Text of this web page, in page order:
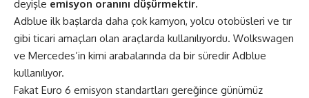
deyişle emisyon oranını düşürmektir.
Adblue ilk başlarda daha çok kamyon, yolcu otobüsleri ve tır
gibi ticari amaçları olan araçlarda kullanılıyordu. Wolkswagen
ve Mercedes’in kimi arabalarında da bir süredir Adblue
kullanılıyor.
Fakat Euro 6 emisyon standartları gereğince günümüz